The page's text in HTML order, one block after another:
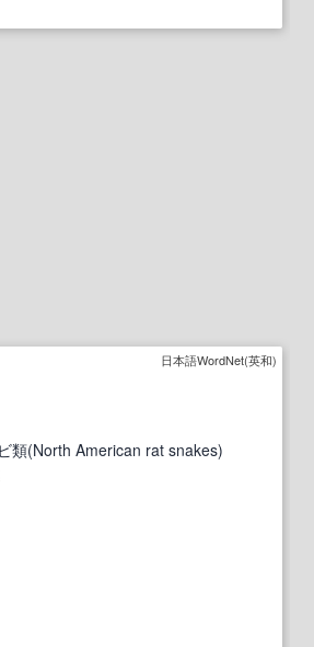
日本語WordNet(英和)
類(North American rat snakes)